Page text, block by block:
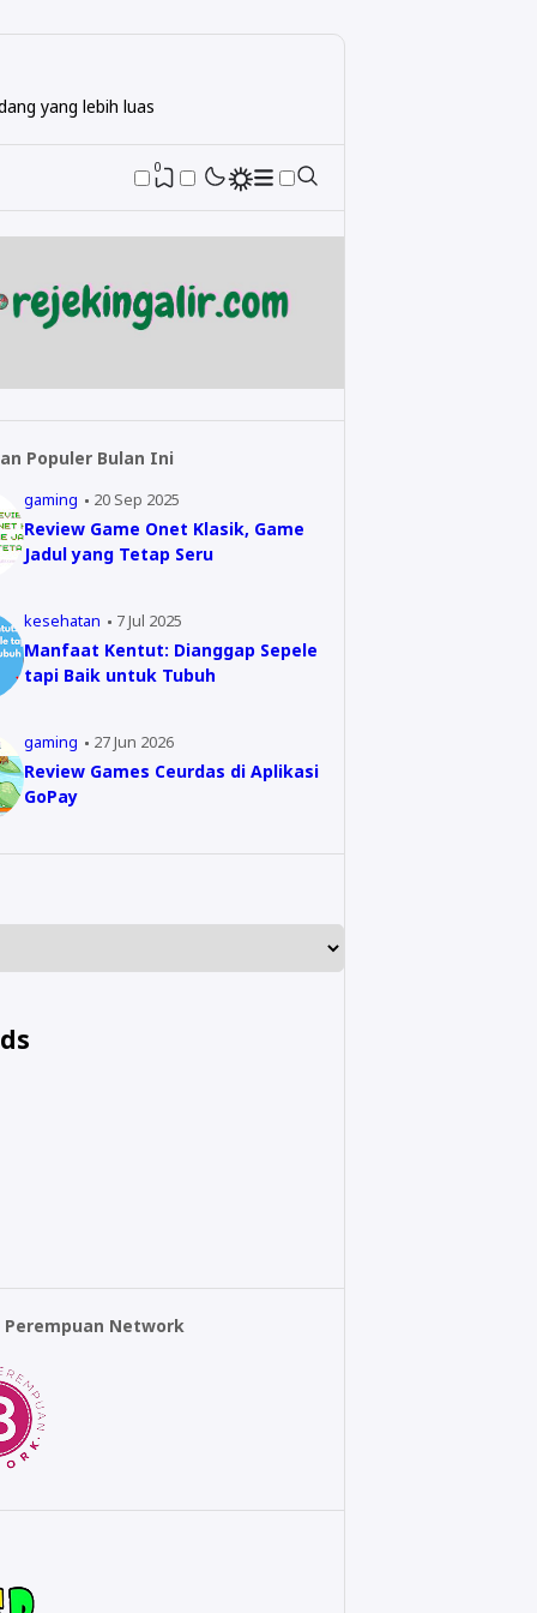
yang lebih luas
0
Populer Bulan Ini
gaming 20 Sep 2025
Review Game Onet Klasik, Game
Jadul yang Tetap Seru
kesehatan 7 Jul 2025
Manfaat Kentut: Dianggap Sepele
tapi Baik untuk Tubuh
gaming 27 Jun 2026
Review Games Ceurdas di Aplikasi
GoPay
Perempuan Network